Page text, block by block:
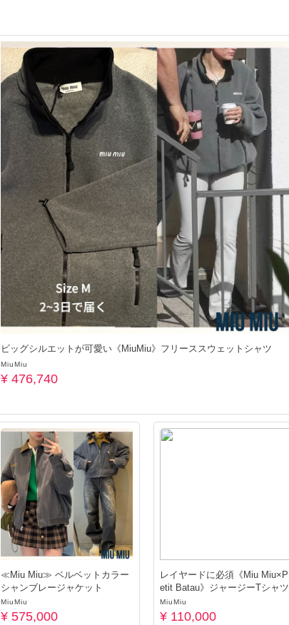
ビッグシルエットが可愛い《MiuMiu》フリーススウェットシャツ
MiuMiu
¥ 476,740
≪Miu Miu≫ ベルベットカラー
シャンブレージャケット
MiuMiu
¥ 575,000
レイヤードに必須《Miu Miu×P
etit Batau》ジャージーTシャツ
MiuMiu
¥ 110,000